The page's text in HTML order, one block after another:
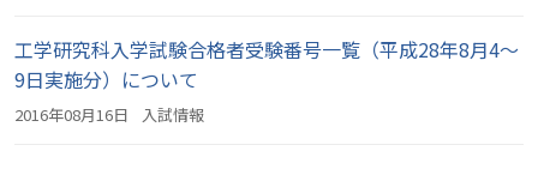
工学研究科入学試験合格者受験番号一覧（平成28年8月4～
9日実施分）について
2016年08月16日 入試情報